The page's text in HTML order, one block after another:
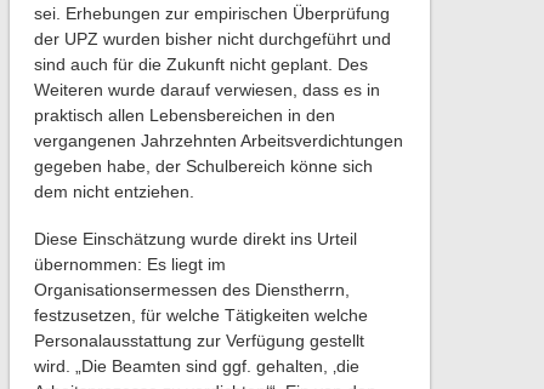
sei. Erhebungen zur empirischen Überprüfung
der UPZ wurden bisher nicht durchgeführt und
sind auch für die Zukunft nicht geplant. Des
Weiteren wurde darauf verwiesen, dass es in
praktisch allen Lebensbereichen in den
vergangenen Jahrzehnten Arbeitsverdichtungen
gegeben habe, der Schulbereich könne sich
dem nicht entziehen.
Diese Einschätzung wurde direkt ins Urteil
übernommen: Es liegt im
Organisationsermessen des Dienstherrn,
festzusetzen, für welche Tätigkeiten welche
Personalausstattung zur Verfügung gestellt
wird. „Die Beamten sind ggf. gehalten, ‚die